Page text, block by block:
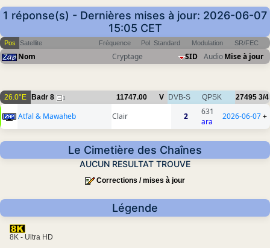
1 réponse(s) - Dernières mises à jour: 2026-06-07
15:05 CET
Pos Satellite Fréquence Pol Standard Modulation SR/FEC
Nom Cryptage SID AudioMise à jour
26.0°E Badr 8 1 11747.00 V DVB-S QPSK 27495 3/4
Atfal & Mawaheb Clair 2
631
ara
2026-06-07+
Le Cimetière des Chaînes
AUCUN RESULTAT TROUVE
Corrections / mises à jour
Légende
8K - Ultra HD